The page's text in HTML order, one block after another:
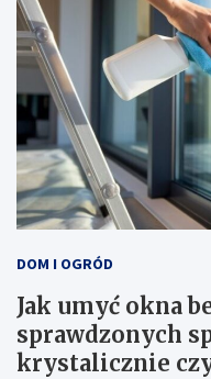
DOM I OGRÓD
Jak umyć okna
sprawdzonych
krystalicznie